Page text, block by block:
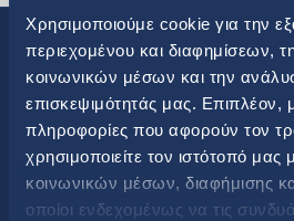
Χρησιμοποιούμε cookie για την
περιεχομένου και διαφημίσεων,
κοινωνικών μέσων και την
επισκεψιμότητάς μας. Επιπλέον,
πληροφορίες που αφορούν τον
χρησιμοποιείτε τον ιστότοπό μας
κοινωνικών μέσων, διαφήμισης
οποίοι ενδεχομένως να τις
Κοινωνική